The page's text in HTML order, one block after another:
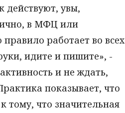
действуют, увы,
в МФЦ или
работает во всех
идите и пишите», -
и не ждать,
показывает, что
тому, что значительная